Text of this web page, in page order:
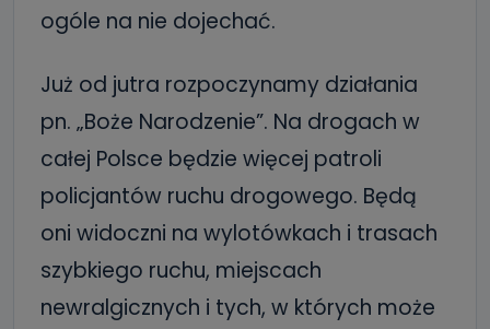
ogóle na nie dojechać.
Już od jutra rozpoczynamy działania
pn. „Boże Narodzenie”. Na drogach w
całej Polsce będzie więcej patroli
policjantów ruchu drogowego. Będą
oni widoczni na wylotówkach i trasach
szybkiego ruchu, miejscach
newralgicznych i tych, w których może